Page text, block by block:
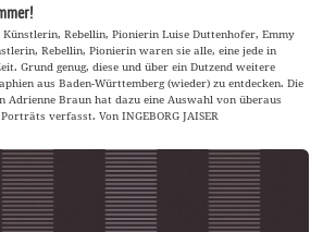
Rebellin, Pionierin Luise Duttenhofer, Emmy
Rebellin, Pionierin waren sie alle, eine jede in
Grund genug, diese und über ein Dutzend weitere
aus Baden-Württemberg (wieder) zu entdecken. Die
Braun hat dazu eine Auswahl von überaus
verfasst. Von INGEBORG JAISER